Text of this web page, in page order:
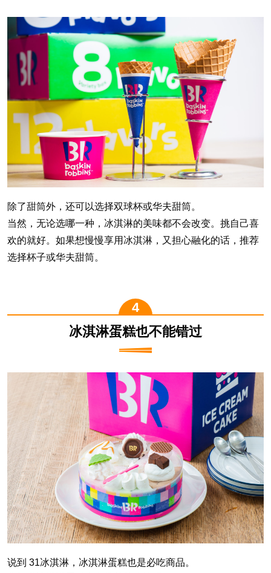
除了甜筒外，还可以选择双球杯或华夫甜筒。
当然，无论选哪一种，冰淇淋的美味都不会改变。挑自己喜
欢的就好。如果想慢慢享用冰淇淋，又担心融化的话，推荐
选择杯子或华夫甜筒。
冰淇淋蛋糕也不能错过
说到 31冰淇淋，冰淇淋蛋糕也是必吃商品。